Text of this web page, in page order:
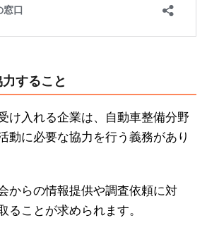
すること
け入れる企業は、自動車整備分野
動に必要な協力を行う義務があり
からの情報提供や調査依頼に対
ることが求められます。